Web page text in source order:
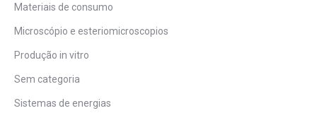
Materiais de consumo
Microscópio e esteriomicroscopios
Produção in vitro
Sem categoria
Sistemas de energias